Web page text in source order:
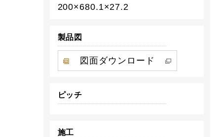
200×680.1×27.2
製品図
図面ダウンロード
ピッチ
施工